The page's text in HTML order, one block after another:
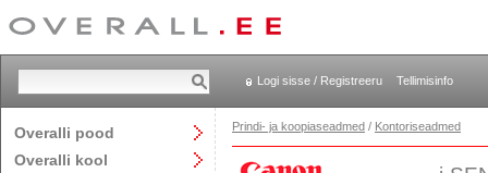
Logi sisse / Registreeru Tellimisinfo
Overalli pood
Overalli kool
Prindi- ja koopiaseadmed / Kontoriseadmed